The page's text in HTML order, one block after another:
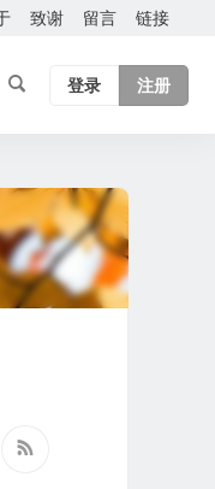
致谢 留言 链接
登录 注册